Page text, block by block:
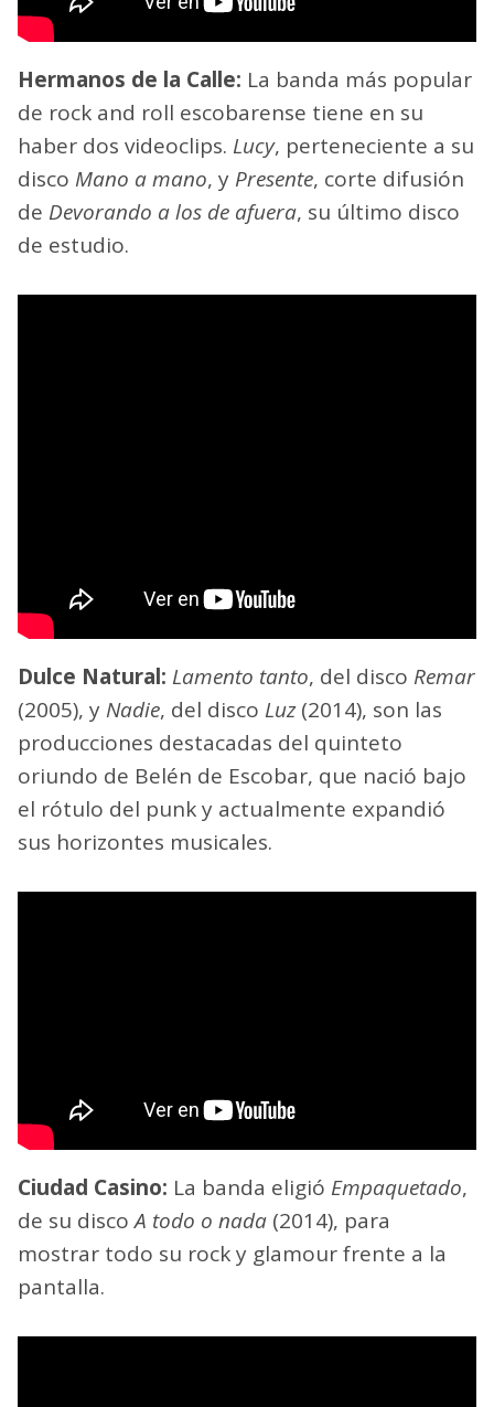
Hermanos de la Calle: La banda más popular
de rock and roll escobarense tiene en su
haber dos videoclips. Lucy, perteneciente a su
disco Mano a mano, y Presente, corte difusión
de Devorando a los de afuera, su último disco
de estudio.
Dulce Natural: Lamento tanto, del disco Remar
(2005), y Nadie, del disco Luz(2014), son las
producciones destacadas del quinteto
oriundo de Belén de Escobar, que nació bajo
el rótulo del punk y actualmente expandió
sus horizontes musicales.
Ciudad Casino: La banda eligió Empaquetado,
de su discoA todo o nada (2014), para
mostrar todo su rock y glamour frente a la
pantalla.